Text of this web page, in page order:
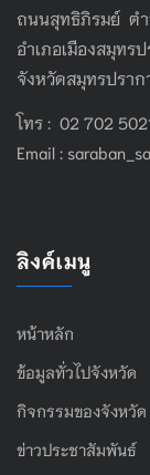
ถนนสุทธิภิรมย์ ต
อำเภอเมืองสมุทร
จังหวัดสมุทรปราก
โทร : 02 702
Email :
ลิงค์เมนู
หน้าหลัก
ข้อมูลทั่วไปจังหวัด
กิจกรรมของจังหวัด
ข่าวประชาสัมพันธ์